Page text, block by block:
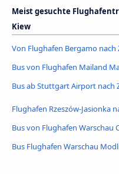
Meist gesuchte
Kiew
Von Flughafen Bergamo nach
Bus von Flughafen Mailand
Bus ab Stuttgart Airport nach
Flughafen Rzeszów-Jasionka
Bus von Flughafen Warschau
Bus Flughafen Warschau